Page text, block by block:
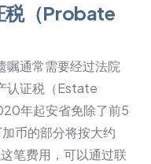
税（Probate
嘱通常需要经过法院
认证税（Estate
年起安省免除了前5
币的部分将按大约
笔费用，可以通过联